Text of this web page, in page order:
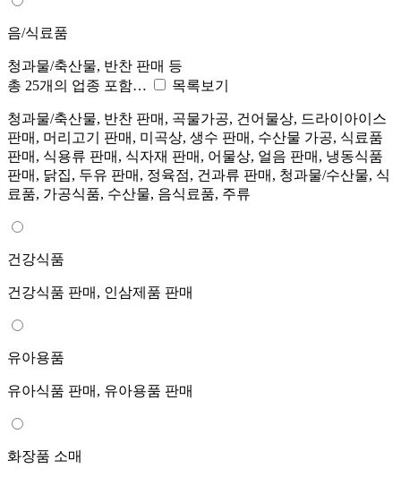
음/식료품
청과물/축산물, 반찬 판매 등
총 25개의 업종 포함…
목록보기
청과물/축산물, 반찬 판매, 곡물가공, 건어물상, 드라이아이스
판매, 머리고기 판매, 미곡상, 생수 판매, 수산물 가공, 식료품
판매, 식용류 판매, 식자재 판매, 어물상, 얼음 판매, 냉동식품
판매, 닭집, 두유 판매, 정육점, 건과류 판매, 청과물/수산물, 식
료품, 가공식품, 수산물, 음식료품, 주류
건강식품
건강식품 판매, 인삼제품 판매
유아용품
유아식품 판매, 유아용품 판매
화장품 소매